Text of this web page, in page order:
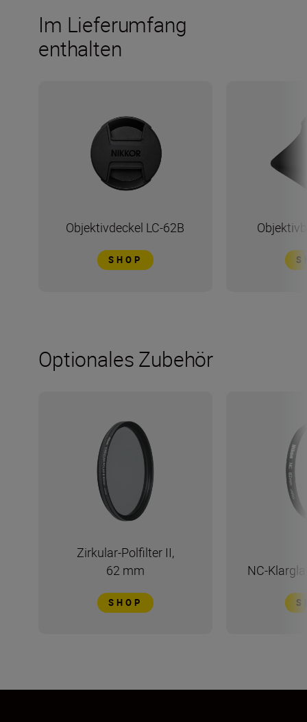
Im Lieferumfang
enthalten
Objektivdeckel LC-62B
SHOP
Optionales Zubehör
Zirkular-Polfilter II,
62 mm
SHOP
NC-